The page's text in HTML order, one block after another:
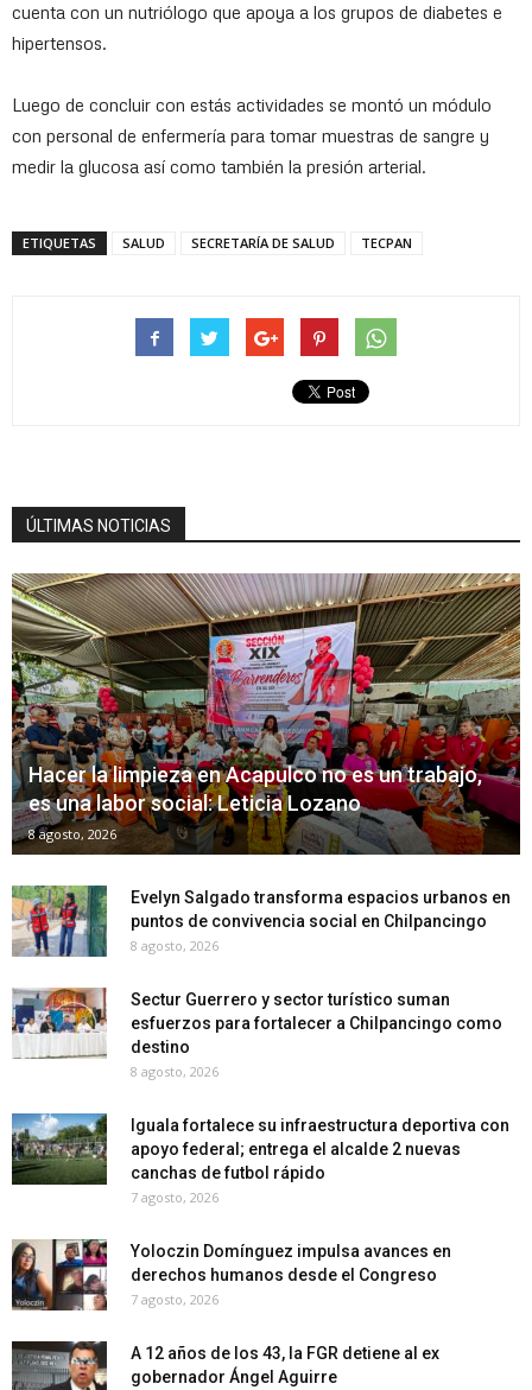
cuenta con un nutriólogo que apoya a los grupos de diabetes e
hipertensos.
Luego de concluir con estás actividades se montó un módulo
con personal de enfermería para tomar muestras de sangre y
medir la glucosa así como también la presión arterial.
ETIQUETAS SALUD SECRETARÍA DE SALUD TECPAN
ÚLTIMAS NOTICIAS
Hacer la limpieza en Acapulco no es un trabajo,
es una labor social: Leticia Lozano
8 agosto, 2026
Evelyn Salgado transforma espacios urbanos en
puntos de convivencia social en Chilpancingo
8 agosto, 2026
Sectur Guerrero y sector turístico suman
esfuerzos para fortalecer a Chilpancingo como
destino
8 agosto, 2026
Iguala fortalece su infraestructura deportiva con
apoyo federal; entrega el alcalde 2 nuevas
canchas de futbol rápido
7 agosto, 2026
Yoloczin Domínguez impulsa avances en
derechos humanos desde el Congreso
7 agosto, 2026
A 12 años de los 43, la FGR detiene al ex
gobernador Ángel Aguirre